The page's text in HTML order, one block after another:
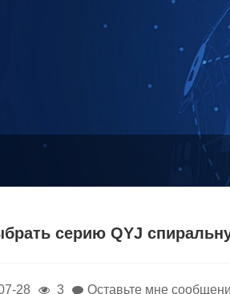
серию QYJ
28 3 Оставьте мне